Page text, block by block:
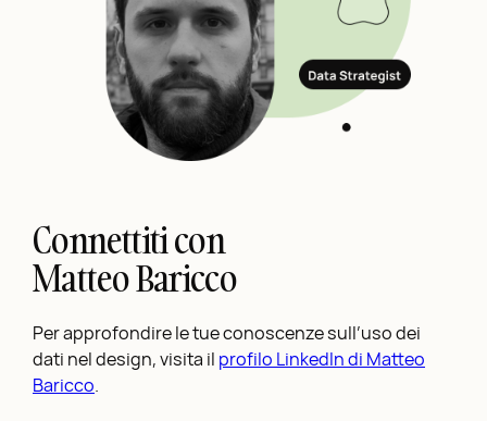
Connettiti con
Matteo Baricco
Per approfondire le tue conoscenze sull’uso dei
dati nel design, visita il profilo LinkedIn di Matteo
Baricco.